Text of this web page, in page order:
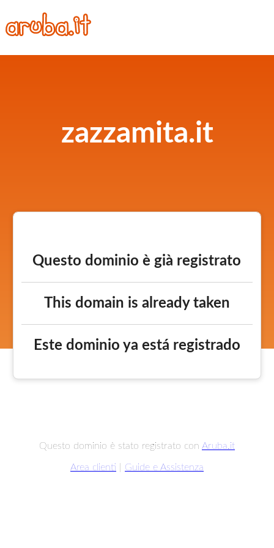
zazzamita.it
Questo dominio è già registrato
This domain is already taken
Este dominio ya está registrado
Questo dominio è stato registrato con Aruba.it
Area clienti Guide e Assistenza